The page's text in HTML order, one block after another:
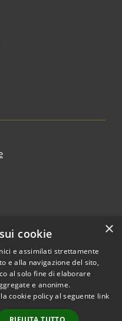
Copyright © 2026 • Comune di
Mussolente • Powered by
Municipium• Accesso
×
cookie
e assimilati strettamente
e alla navigazione del sito,
al solo fine di elaborare
e anonime.
cookie policy al seguente link